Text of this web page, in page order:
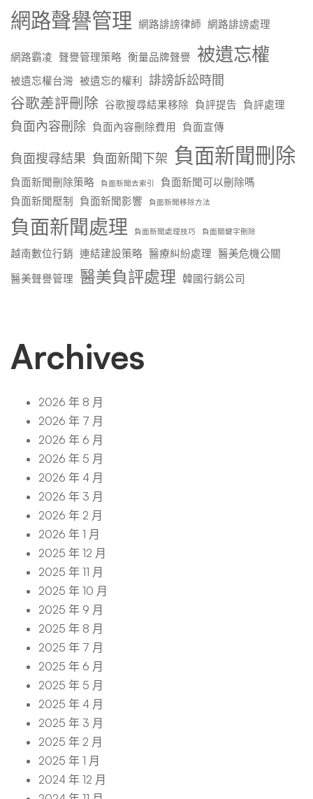
網路聲譽管理 網路誹謗律師 網路誹謗處理
網路霸凌 聲譽管理策略 衡量品牌聲譽 被遺忘權
被遺忘權台灣 被遺忘的權利 誹謗訴訟時間
谷歌差評刪除 谷歌搜尋結果移除 負評提告 負評處理
負面內容刪除 負面內容刪除費用 負面宣傳
負面搜尋結果 負面新聞下架 負面新聞刪除
負面新聞刪除策略 負面新聞去索引
負面新聞可以刪除嗎
負面新聞壓制
負面新聞影響 負面新聞移除方法
負面新聞處理 負面新聞處理技巧 負面關鍵字刪除
越南數位行銷 連結建設策略 醫療糾紛處理 醫美危機公關
醫美聲譽管理 醫美負評處理 韓國行銷公司
Archives
2026 年 8 月
2026 年 7 月
2026 年 6 月
2026 年 5 月
2026 年 4 月
2026 年 3 月
2026 年 2 月
2026 年 1 月
2025 年 12 月
2025 年 11 月
2025 年 10 月
2025 年 9 月
2025 年 8 月
2025 年 7 月
2025 年 6 月
2025 年 5 月
2025 年 4 月
2025 年 3 月
2025 年 2 月
2025 年 1 月
2024 年 12 月